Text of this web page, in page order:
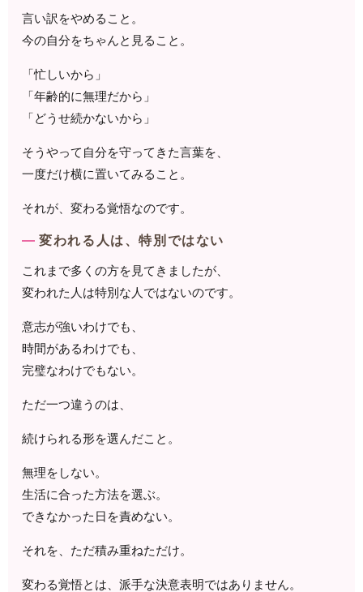
言い訳をやめること。
今の自分をちゃんと見ること。
「忙しいから」
「年齢的に無理だから」
「どうせ続かないから」
そうやって自分を守ってきた言葉を、
一度だけ横に置いてみること。
それが、変わる覚悟なのです。
変われる人は、特別ではない
これまで多くの方を見てきましたが、
変われた人は特別な人ではないのです。
意志が強いわけでも、
時間があるわけでも、
完璧なわけでもない。
ただ一つ違うのは、
続けられる形を選んだこと。
無理をしない。
生活に合った方法を選ぶ。
できなかった日を責めない。
それを、ただ積み重ねただけ。
変わる覚悟とは、派手な決意表明ではありません。